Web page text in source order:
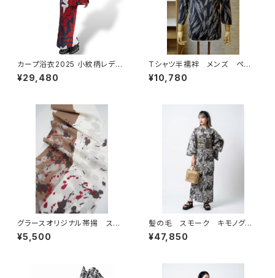
カープ浴衣2025 小紋柄レディ
ース 星になれ 在庫に限り速
納
¥29,480
Tシャツ半襦袢 メンズ ペイ
ント柄 ネイビー
¥10,780
グラースオリジナル帯揚 スプ
ラッシュ サンド ポリエステル
100％ セオα 通年
¥5,500
髪の毛 スモーク キモノグラ
ース×ローブジャポニカコラボ
浴衣 レディース 麻100％
¥47,850